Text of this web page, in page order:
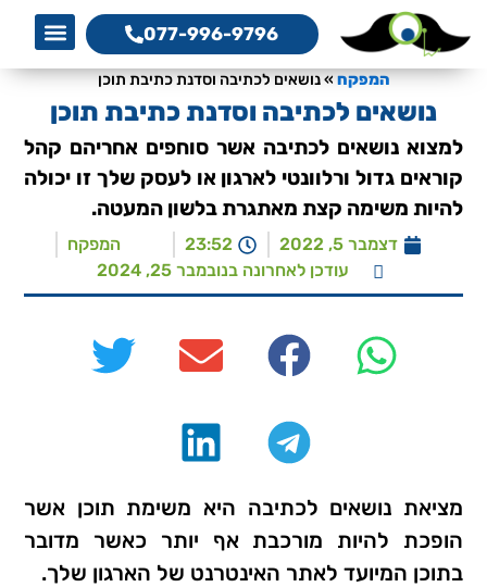
077-996-9796
המפקח»נושאים לכתיבה וסדנת כתיבת תוכן
נושאים לכתיבה וסדנת כתיבת תוכן
למצוא נושאים לכתיבה אשר סוחפים אחריהם קהל
קוראים גדול ורלוונטי לארגון או לעסק שלך זו יכולה
להיות משימה קצת מאתגרת בלשון המעטה.
דצמבר 5, 2022 23:52
המפקח
עודכן לאחרונה בנובמבר 25, 2024
מציאת נושאים לכתיבה היא משימת תוכן אשר
הופכת להיות מורכבת אף יותר כאשר מדובר
בתוכן המיועד לאתר האינטרנט של הארגון שלך.